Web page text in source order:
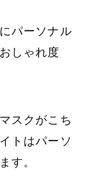
パーソナル
しゃれ度
スクがこち
トはパーソ
す。